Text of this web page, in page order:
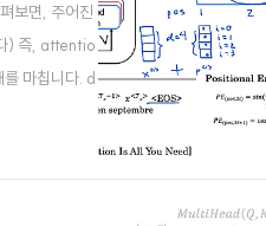
보면, 주어진
) 즉, attentio
마칩니다. d